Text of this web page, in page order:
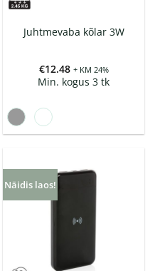
Juhtmevaba kõlar 3W
€12.48 + KM 24%
Min. kogus 3 tk
Näidis laos!